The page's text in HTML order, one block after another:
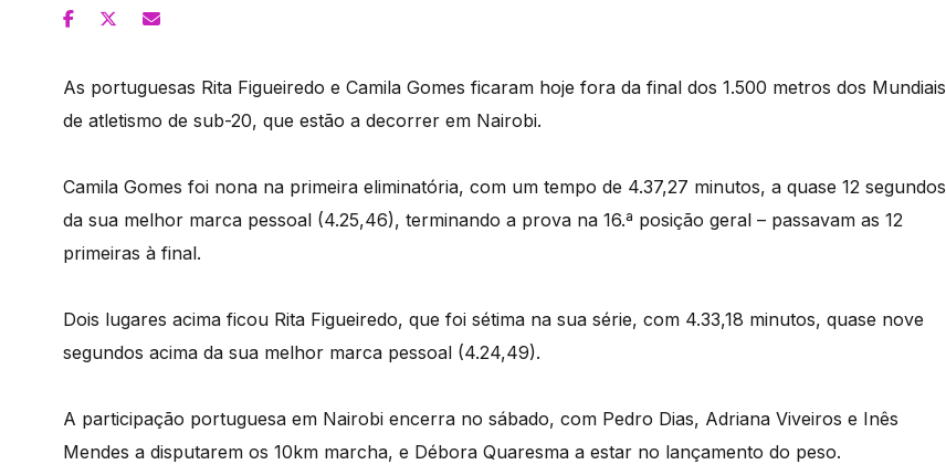
As portuguesas Rita Figueiredo e Camila Gomes ficaram hoje fora da final dos 1.500 metros dos Mundiais
de atletismo de sub-20, que estão a decorrer em Nairobi.
Camila Gomes foi nona na primeira eliminatória, com um tempo de 4.37,27 minutos, a quase 12 segundos
da sua melhor marca pessoal (4.25,46), terminando a prova na 16.ª posição geral – passavam as 12
primeiras à final.
Dois lugares acima ficou Rita Figueiredo, que foi sétima na sua série, com 4.33,18 minutos, quase nove
segundos acima da sua melhor marca pessoal (4.24,49).
A participação portuguesa em Nairobi encerra no sábado, com Pedro Dias, Adriana Viveiros e Inês
Mendes a disputarem os 10km marcha, e Débora Quaresma a estar no lançamento do peso.